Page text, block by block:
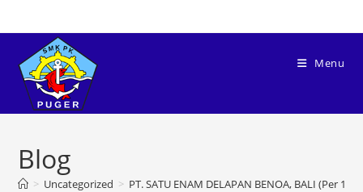
Menu
Blog
> Uncategorized > PT. SATU ENAM DELAPAN BENOA, BALI (Per 15